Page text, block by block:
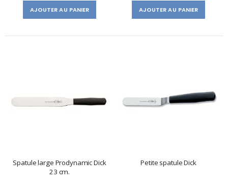
AJOUTER AU PANIER AJOUTER AU PANIER
Spatule large Prodynamic Dick
23 cm.
Petite spatule Dick